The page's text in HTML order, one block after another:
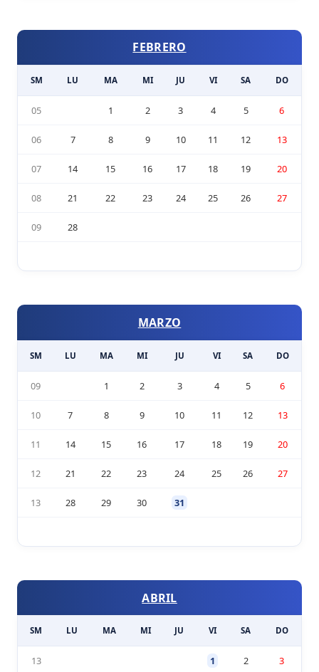
FEBRERO
SM LU MA MI JU VI SA DO
05 1 2 3 4 5 6
06 7 8 9 10 11 12 13
07 14 15 16 17 18 19 20
08 21 22 23 24 25 26 27
09 28
MARZO
SM LU MA MI JU VI SA DO
09 1 2 3 4 5 6
10 7 8 9 10 11 12 13
11 14 15 16 17 18 19 20
12 21 22 23 24 25 26 27
13 28 29 30 31
ABRIL
SM LU MA MI JU VI SA DO
13 1 2 3